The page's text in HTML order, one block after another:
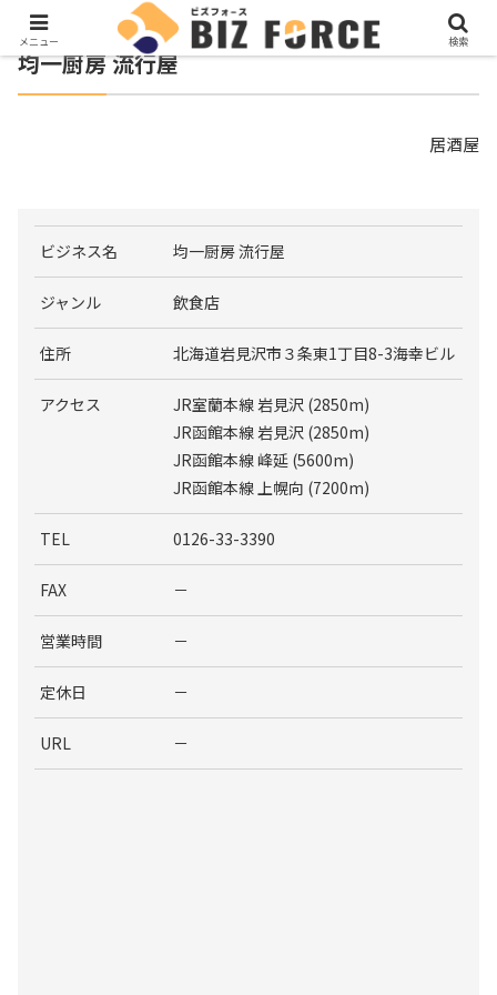
均一厨房 流行屋
居酒屋
ビジネス名 均一厨房 流行屋
ジャンル 飲食店
住所 北海道岩見沢市３条東1丁目8-3海幸ビル
アクセス
JR室蘭本線 岩見沢 (2850m)
JR函館本線 岩見沢 (2850m)
JR函館本線 峰延 (5600m)
JR函館本線 上幌向 (7200m)
TEL 0126-33-3390
FAX －
営業時間 －
定休日 －
URL －
メニュー 検索